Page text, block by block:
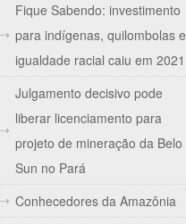
Fique Sabendo: investimento
para indígenas, quilombolas e
igualdade racial caiu em 2021
Julgamento decisivo pode
liberar licenciamento para
projeto de mineração da Belo
Sun no Pará
Conhecedores da Amazônia